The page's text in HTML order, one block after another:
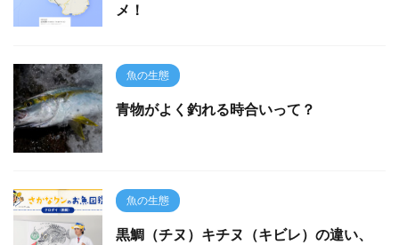
メ！
魚の生態
青物がよく釣れる時合いって？
魚の生態
黒鯛（チヌ）キチヌ（キビレ）の違い、